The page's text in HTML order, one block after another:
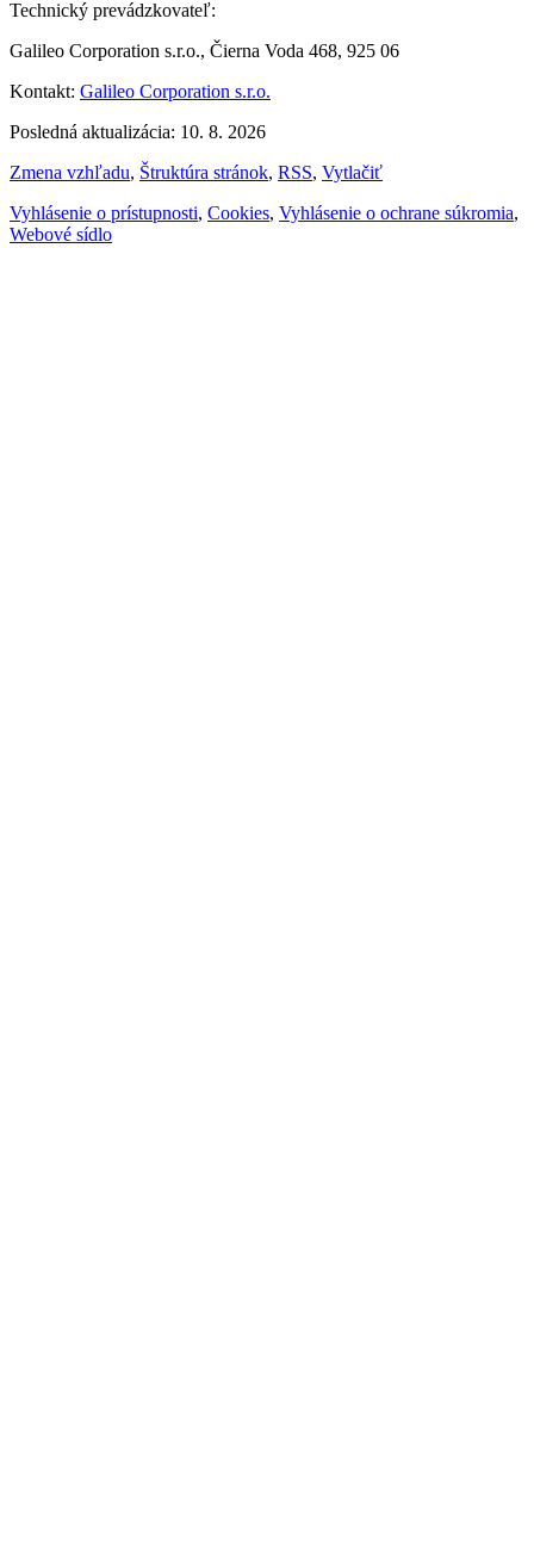
Technický prevádzkovateľ:
Galileo Corporation s.r.o., Čierna Voda 468, 925 06
Kontakt: Galileo Corporation s.r.o.
Posledná aktualizácia: 10. 8. 2026
Zmena vzhľadu, Štruktúra stránok, RSS, Vytlačiť
Vyhlásenie o prístupnosti, Cookies, Vyhlásenie o ochrane súkromia,
Webové sídlo